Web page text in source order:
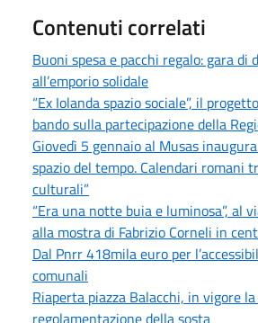
Contenuti correlati
Buoni spesa e pacchi regalo: gara di
all’emporio solidale
“Ex Iolanda spazio sociale”, il
bando sulla partecipazione della
Giovedì 5 gennaio al Musas
spazio del tempo. Calendari romani
culturali”
“Era una notte buia e luminosa”, al
alla mostra di Fabrizio Corneli in
Dal Pnrr 418mila euro per
comunali
Riaperta piazza Balacchi, in vigore
regolamentazione della sosta